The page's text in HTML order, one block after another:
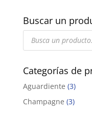
Buscar un
Búsqueda
Categorías de
Aguardiente (3)
Champagne (3)